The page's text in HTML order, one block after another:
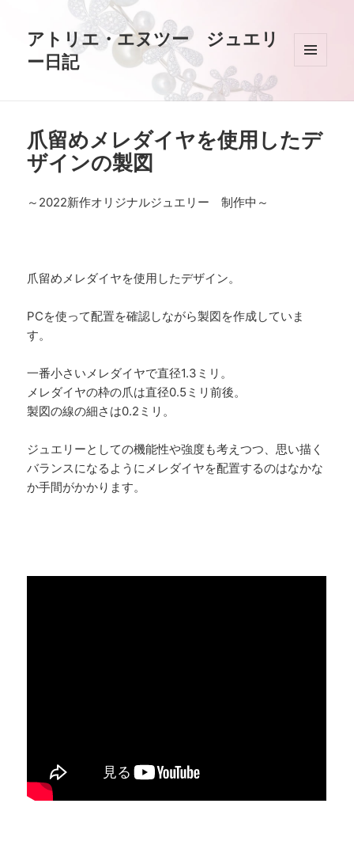
アトリエ・エヌツー ジュエリ
ー日記
ィジェ
爪留めメレダイヤを使用したデ
ザインの製図
～2022新作オリジナルジュエリー 制作中～
爪留めメレダイヤを使用したデザイン。
PCを使って配置を確認しながら製図を作成していま
す。
一番小さいメレダイヤで直径1.3ミリ。
メレダイヤの枠の爪は直径0.5ミリ前後。
製図の線の細さは0.2ミリ。
ジュエリーとしての機能性や強度も考えつつ、思い描く
バランスになるようにメレダイヤを配置するのはなかな
か手間がかかります。